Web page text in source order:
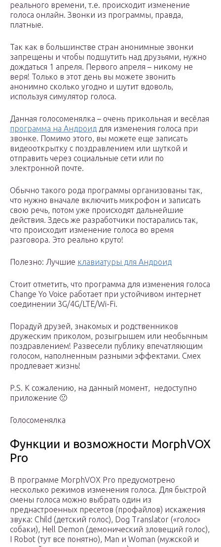
реального времени, т.е. происходит изменение
голоса онлайн. Звонки из программы, правда,
платные.
Так как в большинстве стран анонимные звонки
запрещены и чтобы подшутить над друзьями, нужно
дождаться 1 апреля. Первого апреля – никому не
веря! Только в этот день вы можете звонить
анонимно сколько угодно и шутит вдоволь,
используя симулятор голоса.
Данная голосоменялка – очень прикольная и весёлая
программа на Андроид для изменения голоса при
звонке. Помимо этого, вы можете еще записать
видеооткрытку с поздравлением или шуткой и
отправить через социальные сети или по
электронной почте.
Обычно такого рода программы организованы так,
что нужно вначале включить микрофон и записать
свою речь, потом уже происходят дальнейшие
действия. Здесь же разработчики постарались так,
что происходит изменение голоса во время
разговора. Это реально круто!
Полезно: Лучшие клавиатуры для Андроид
Стоит отметить, что программа для изменения голоса
Change Yo Voice работает при устойчивом интернет
соединении 3G/4G/LTE/Wi-Fi.
Порадуй друзей, знакомых и родственников
дружеским приколом, розыгрышем или необычным
поздравлением! Развесели публику впечатляющим
голосом, наполненным разными эффектами. Смех
продлевает жизнь!
P.S. К сожалению, на данный момент, недоступно
приложение 🙁
Голосоменялка
Функции и возможности MorphVOX
Pro
В программе MorphVOX Pro предусмотрено
несколько режимов изменения голоса. Для быстрой
смены голоса можно выбрать один из
преднастроенных пресетов (профайлов) искажения
звука: Child (детский голос), Dog Translator («голос»
собаки), Hell Demon (демонический зловещий голос),
I Robot (тут все понятно), Man и Woman (мужской и